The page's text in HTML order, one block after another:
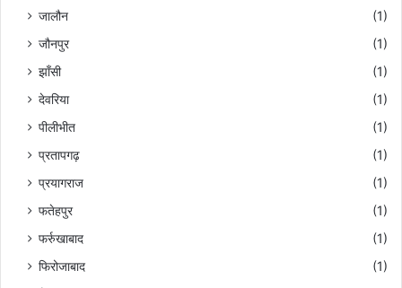
जालौन
(1)
जौनपुर
(1)
झाँसी
(1)
देवरिया
(1)
पीलीभीत
(1)
प्रतापगढ़
(1)
प्रयागराज
(1)
फतेहपुर
(1)
फर्रुखाबाद
(1)
फिरोजाबाद
(1)